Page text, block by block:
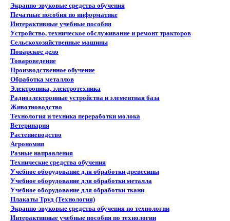
Экранно-звуковые средства обучения
Печатные пособия по информатике
Интерактивные учебные пособия
Устройство, техническое обслуживание и ремонт тракторов
Сельскохозяйственные машины
Поварское дело
Товароведение
Производственное обучение
Обработка металлов
Электроника, электротехника
Радиоэлектронные устройства и элементная база
Животноводство
Технология и техника переработки молока
Ветеринария
Растениеводство
Агрономия
Разные направления
Технические средства обучения
Учебное оборудование для обработки древесины
Учебное оборудование для обработки металла
Учебное оборудование для обработки ткани
Плакаты Труд (Технология)
Экранно-звуковые средства обучения по технологии
Интерактивные учебные пособия по технологии